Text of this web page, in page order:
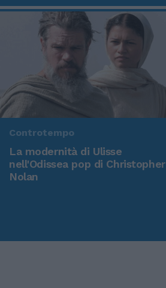
Controtempo
La modernità di Ulisse
nell'Odissea pop di Christopher
Nolan